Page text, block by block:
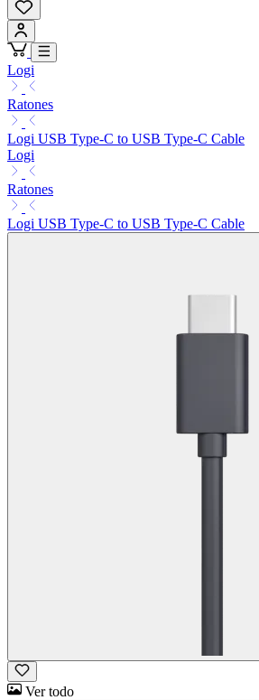
Logi
Ratones
Logi USB Type-C to USB Type-C Cable
Logi
Ratones
Logi USB Type-C to USB Type-C Cable
Ver todo